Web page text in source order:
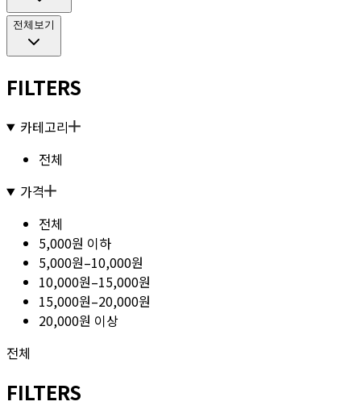
전체보기
FILTERS
카테고리
전체
가격
전체
5,000원 이하
5,000원–10,000원
10,000원–15,000원
15,000원–20,000원
20,000원 이상
전체
FILTERS